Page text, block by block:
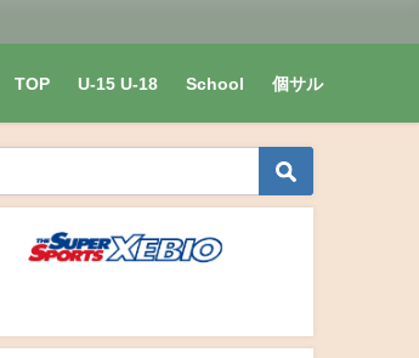
TOP U-15 U-18 School 個サル